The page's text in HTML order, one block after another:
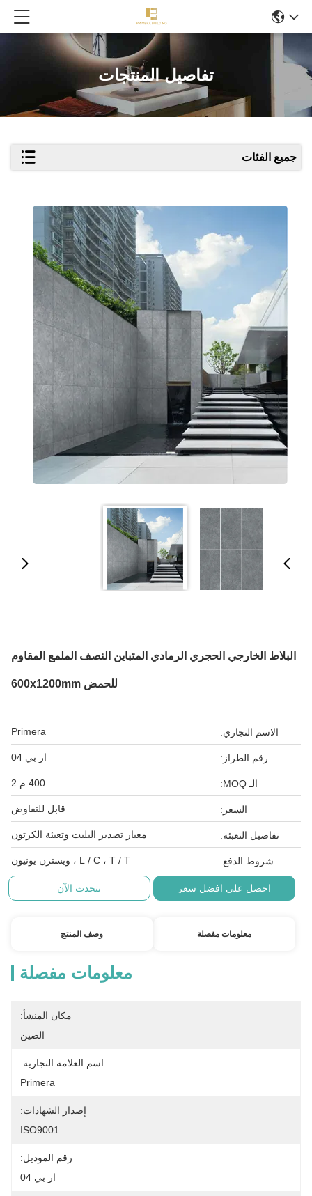
تفاصيل المنتجات
جميع الفئات
البلاط الخارجي الحجري الرمادي المتباين النصف الملمع المقاوم
للحمض 600x1200mm
الاسم التجاري: Primera
رقم الطراز: ار بي 04
الـ MOQ: 400 م 2
السعر: قابل للتفاوض
تفاصيل التعبئة: معيار تصدير البليت وتعبئة الكرتون
شروط الدفع: L / C ، T / T ، ويسترن يونيون
احصل على افضل سعر نتحدث الآن
معلومات مفصلة وصف المنتج
معلومات مفصلة
مكان المنشأ:
الصين
اسم العلامة التجارية:
Primera
إصدار الشهادات:
ISO9001
رقم الموديل:
ار بي 04